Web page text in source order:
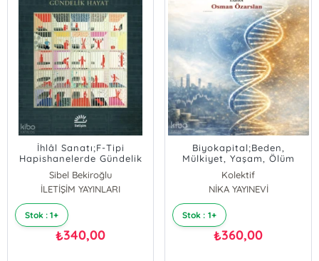
İhlâl Sanatı;F-Tipi
Hapishanelerde Gündelik
Hayat
Sibel Bekiroğlu
İLETİŞİM YAYINLARI
Stok : 1+
₺340,00
Biyokapital;Beden,
Mülkiyet, Yaşam, Ölüm
Kolektif
NİKA YAYINEVİ
Stok : 1+
₺360,00